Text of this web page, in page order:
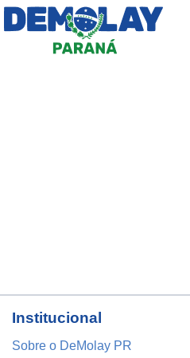
Institucional
Sobre o DeMolay PR